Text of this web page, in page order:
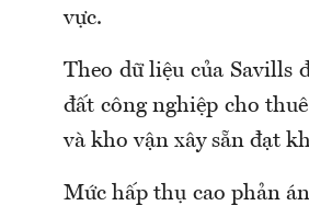
vực.
Theo dữ liệu của Savills
đất công nghiệp cho
và kho vận xây sẵn đạt
Mức hấp thụ cao phản